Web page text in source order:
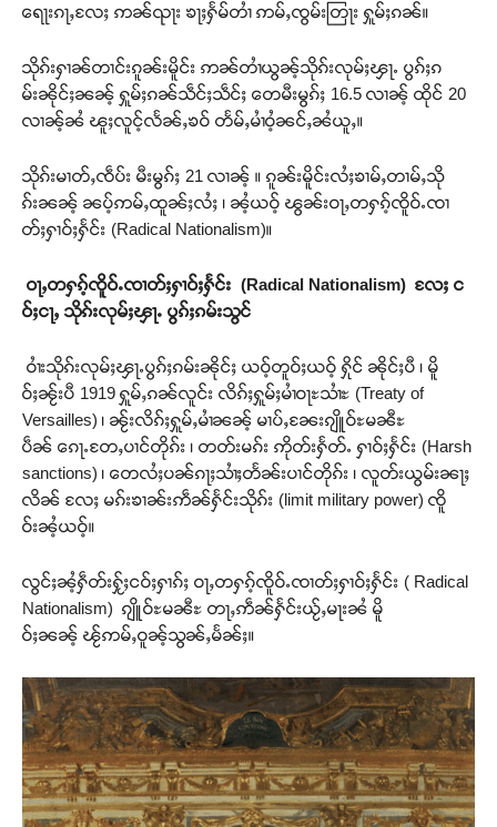
ရေႃးၵႃႇလႄႈ ဢၼ်ၺႃး ၶႃႈႁႅမ်တၢႆ ဢမ်ႇၸွမ်းတြႃး ႁူမ်ႈၵၼ်။
သိုၵ်းႁၢၼ်တၢင်းၵူၼ်းမိူင်း ဢၼ်တၢႆယွၼ့်သိုၵ်းလုမ်ႈၾႃႉ ပွၵ်ႈၵ
မ်းၼိုင်ႈၼၼ့် ႁူမ်ႈၵၼ်သဵင်ႈသဵင်ႈ တေမီးမွၵ်ႈ 16.5 လၢၼ့် ထိုင် 20
လၢၼ့်ၼႆ ၽူႈလူင့်လႅၼ်ႇၶဝ် တႅမ်ႇမၢႆဝႆ့ၼင်ႇၼႆယူႇ။
သိုၵ်းမၢတ်ႇၸဵပ်း မီးမွၵ်ႈ 21 လၢၼ့် ။ ၵူၼ်းမိူင်းလႆႈၶၢမ်ႇတၢမ်ႇသို
ၵ်းၼၼ့် ၼပ့်ဢမ်ႇထူၼ်ႈလႆႈ ၊ ၼႆ့ယဝ့် ၽွၼ်းဝႃႇတႁၵ့်ၸိူဝ်ႉၸၢ
တ်ႈႁၢဝ်ႈႁႅင်း (Radical Nationalism)။
ဝႃႇတႁၵ့်ၸိူဝ်ႉၸၢတ်ႈႁၢဝ်ႈႁႅင်း (Radical Nationalism) လႄႈ င
ဝ်ႈငႃႇ သိုၵ်းလုမ်ႈၾႃႉ ပွၵ်ႈၵမ်းသွင်
ဝၢႆးသိုၵ်းလုမ်ႈၾႃႉပွၵ်ႈၵမ်းၼိုင်ႈ ယဝ့်တူဝ်ႈယဝ့် ႁိုင် ၼိုင်ႈပီ ၊ မိူ
ဝ်ႈၼႂ်းပီ 1919 ႁူမ်ႇၵၼ်လူင်း လိၵ်ႈႁူမ်ႈမၢႆဝႃႊသၢႆႊ (Treaty of
Versailles) ၊ ၼႂ်းလိၵ်ႈႁူမ်ႇမၢႆၼၼ့် မၢပ်ႇၼႄးၵျိူဝ်ႊမၼီႊ
ပဵၼ် ၵေႃႉတႄႇပၢင်တိုၵ်း ၊ တတ်းမၵ်း ဢိုတ်းႁႅတ်ႉ ႁၢဝ်ႈႁႅင်း (Harsh
sanctions) ၊ တေလႆႈပၼ်ၵႃႈသၢႆႈတႅၼ်းပၢင်တိုၵ်း ၊ လူတ်းယွမ်းၼႃႈ
လိၼ် လႄႈ မၵ်းၶၢၼ်းဢဵၼ်ႁႅင်းသိုၵ်း (limit military power) ၸိူ
ဝ်းၼႆ့ယဝ့်။
လွင်ႈၼႆ့ႁဵတ်းႁႂ်ႈငဝ်ႈႁၢၵ်ႈ ဝႃႇတႁၵ့်ၸိူဝ်ႉၸၢတ်ႈႁၢဝ်ႈႁႅင်း ( Radical
Nationalism) ၵျိူဝ်ႊမၼီႊ တႃႇဢဵၼ်ႁႅင်းယႂ်ႇမႃးၼႆ မိူ
ဝ်ႈၼၼ့် ၽႂ်ဢမ်ႇဝူၼ့်သွၼ်ႇမႅၼ်ႈ။